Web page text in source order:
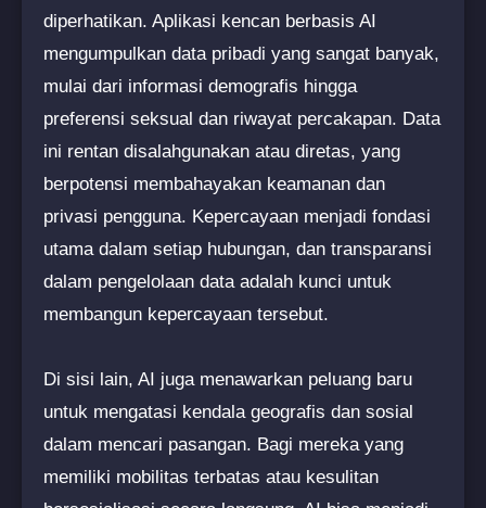
diperhatikan. Aplikasi kencan berbasis AI
mengumpulkan data pribadi yang sangat banyak,
mulai dari informasi demografis hingga
preferensi seksual dan riwayat percakapan. Data
ini rentan disalahgunakan atau diretas, yang
berpotensi membahayakan keamanan dan
privasi pengguna. Kepercayaan menjadi fondasi
utama dalam setiap hubungan, dan transparansi
dalam pengelolaan data adalah kunci untuk
membangun kepercayaan tersebut.
Di sisi lain, AI juga menawarkan peluang baru
untuk mengatasi kendala geografis dan sosial
dalam mencari pasangan. Bagi mereka yang
memiliki mobilitas terbatas atau kesulitan